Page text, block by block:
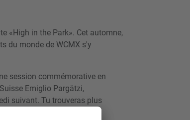
«High in the Park». Cet automne,
du monde de WCMX s'y
session commémorative en
Emiglio Pargätzi,
suivant. Tu trouveras plus